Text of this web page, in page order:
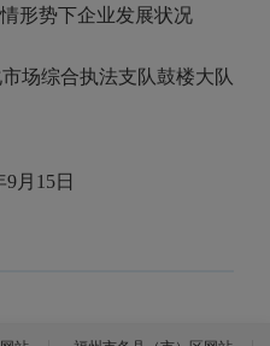
形势下企业发展状况
场综合执法支队鼓楼大队
月15日